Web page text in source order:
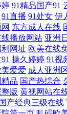
洲欧美精品国产 成人
国产在线视屏91 日
美日韩国产第一页 亚
视 91香蕉入口 国产
婷 91精品国产91
91直播 91处女 伊
东方成人在线
线播放网站 亚洲
网址 欧美在线
操久婷婷 91视
美爱爱 成人亚洲
品 国产热综合
版 黄视网站在
国产经典三级在线